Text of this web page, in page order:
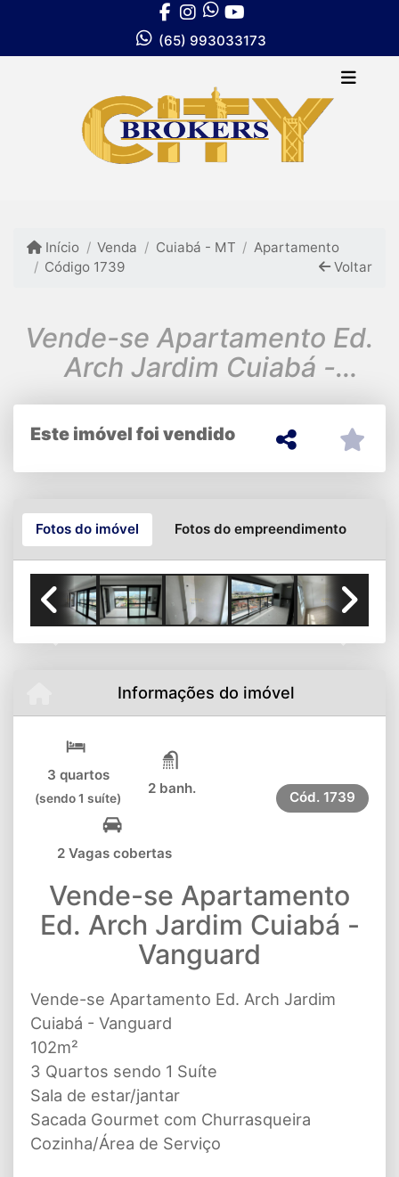
(65) 993033173
Início Venda Cuiabá - MT
Apartamento
Código 1739
Voltar
Vende-se Apartamento Ed.
Arch Jardim Cuiabá -
Vanguard
Este imóvel foi vendido
Fotos do imóvel Fotos do empreendimento
Informações do imóvel
3 quartos
(sendo 1 suíte)
2 banh.
2 Vagas cobertas
Cód. 1739
Vende-se Apartamento
Ed. Arch Jardim Cuiabá -
Vanguard
Vende-se Apartamento Ed. Arch Jardim
Cuiabá - Vanguard
102m²
3 Quartos sendo 1 Suíte
Sala de estar/jantar
Sacada Gourmet com Churrasqueira
Cozinha/Área de Serviço